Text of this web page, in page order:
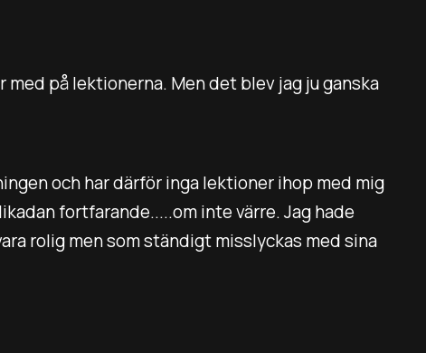
med på lektionerna. Men det blev jag ju ganska
och har därför inga lektioner ihop med mig
fortfarande.....om inte värre. Jag hade
rolig men som ständigt misslyckas med sina